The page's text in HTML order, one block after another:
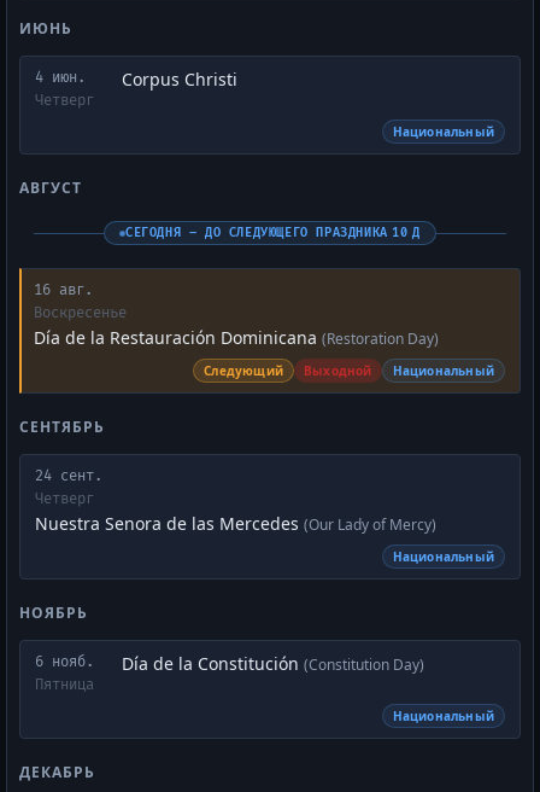
ИЮНЬ
4 июн.
Четверг
Corpus Christi
Национальный
АВГУСТ
СЕГОДНЯ – ДО СЛЕДУЮЩЕГО ПРАЗДНИКА 10 Д
16 авг.
Воскресенье
Día de la Restauración Dominicana (Restoration Day)
Следующий Выходной Национальный
СЕНТЯБРЬ
24 сент.
Четверг
Nuestra Senora de las Mercedes (Our Lady of Mercy)
Национальный
НОЯБРЬ
6 нояб.
Пятница
Día de la Constitución (Constitution Day)
Национальный
ДЕКАБРЬ